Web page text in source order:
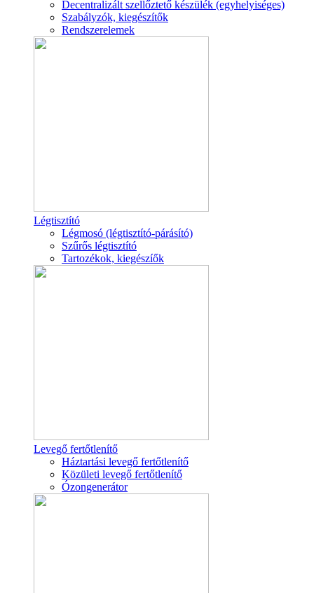
Decentralizált szellőztető készülék (egyhelyiséges)
Szabályzók, kiegészítők
Rendszerelemek
Légtisztító
Légmosó (légtisztító-párásító)
Szűrős légtisztító
Tartozékok, kiegészíők
Levegő fertőtlenítő
Háztartási levegő fertőtlenítő
Közületi levegő fertőtlenítő
Ózongenerátor